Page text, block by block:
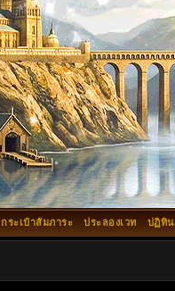
ปฏิทิน
ประลองเวท
กระเป๋าสัมภาระ